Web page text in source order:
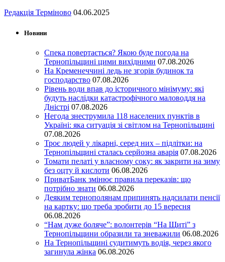
Редакція Терміново 04.06.2025
Новини
Спека повертається? Якою буде погода на
Тернопільщині цими вихідними 07.08.2026
На Кременеччині ледь не згорів будинок та
господарство 07.08.2026
Рівень води впав до історичного мінімуму: які
будуть наслідки катастрофічного маловоддя на
Дністрі 07.08.2026
Негода знеструмила 118 населених пунктів в
Україні: яка ситуація зі світлом на Тернопільщині
07.08.2026
Троє людей у лікарні, серед них – підлітки: на
Тернопільщині сталась серйозна аварія 07.08.2026
Томати пелаті у власному соку: як закрити на зиму
без оцту й кислоти 06.08.2026
ПриватБанк змінює правила переказів: що
потрібно знати 06.08.2026
Деяким тернополянам припинять надсилати пенсії
на картку: що треба зробити до 15 вересня
06.08.2026
“Нам дуже боляче”: волонтерів “На Щиті” з
Тернопільщини образили та зневажили 06.08.2026
На Тернопільщині судитимуть водія, через якого
загинула жінка 06.08.2026